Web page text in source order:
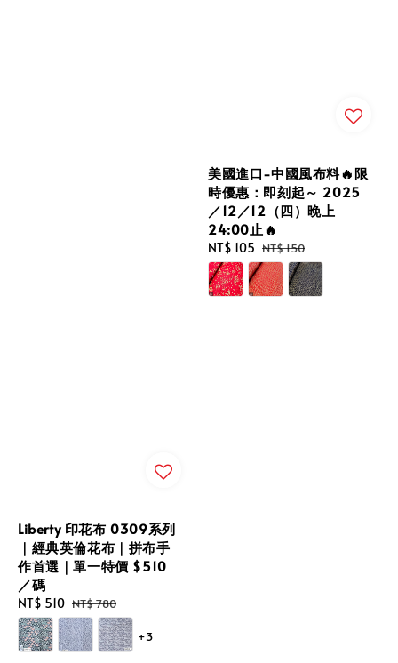
Liberty 印花布 0309系列
｜經典英倫花布｜拼布手
作首選｜單一特價 $510
／碼
Sale
price
NT$ 510 Regular
price
NT$ 780
+3
美國進口-中國風布料🔥限
時優惠：即刻起～ 2025
／12／12（四）晚上
24:00止🔥
Sale
price
NT$ 105 Regular
price
NT$ 150